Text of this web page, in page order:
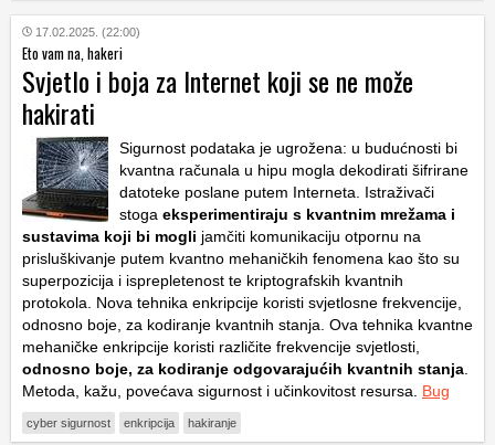
17.02.2025. (22:00)
Eto vam na, hakeri
Svjetlo i boja za Internet koji se ne može
hakirati
Sigurnost podataka je ugrožena: u budućnosti bi
kvantna računala u hipu mogla dekodirati šifrirane
datoteke poslane putem Interneta. Istraživači
stoga eksperimentiraju s kvantnim mrežama i
sustavima koji bi mogli jamčiti komunikaciju otpornu na
prisluškivanje putem kvantno mehaničkih fenomena kao što su
superpozicija i isprepletenost te kriptografskih kvantnih
protokola. Nova tehnika enkripcije koristi svjetlosne frekvencije,
odnosno boje, za kodiranje kvantnih stanja. Ova tehnika kvantne
mehaničke enkripcije koristi različite frekvencije svjetlosti,
odnosno boje, za kodiranje odgovarajućih kvantnih stanja
Metoda, kažu, povećava sigurnost i učinkovitost resursa. Bug
cyber sigurnost enkripcija hakiranje